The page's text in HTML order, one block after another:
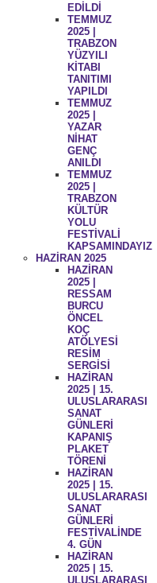
EDİLDİ
TEMMUZ
2025 |
TRABZON
YÜZYILI
KİTABI
TANITIMI
YAPILDI
TEMMUZ
2025 |
YAZAR
NİHAT
GENÇ
ANILDI
TEMMUZ
2025 |
TRABZON
KÜLTÜR
YOLU
FESTİVALİ
KAPSAMINDAYIZ
HAZİRAN 2025
HAZİRAN
2025 |
RESSAM
BURCU
ÖNCEL
KOÇ
ATÖLYESİ
RESİM
SERGİSİ
HAZİRAN
2025 | 15.
ULUSLARARASI
SANAT
GÜNLERİ
KAPANIŞ
PLAKET
TÖRENİ
HAZİRAN
2025 | 15.
ULUSLARARASI
SANAT
GÜNLERİ
FESTİVALİNDE
4. GÜN
HAZİRAN
2025 | 15.
ULUSLARARASI